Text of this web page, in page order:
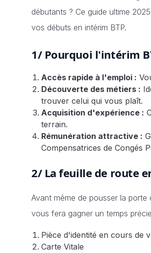
débutants ? Ce guide ultime
vos débuts en intérim BTP.
1/ Pourquoi l'intérim
Accès rapide à l'emploi :
Découverte des métiers :
trouver celui qui vous plaît.
Acquisition d'expérience :
terrain.
Rémunération attractive :
Compensatrices de Congés
2/ La feuille de route
Avant même de pousser la
vous fera gagner un temps
Pièce d'identité en cours de
Carte Vitale